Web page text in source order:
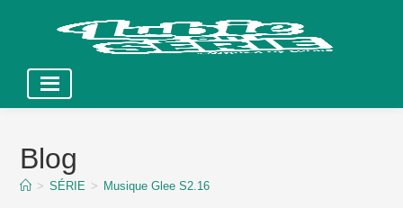
contentBlog
> SÉRIE > Musique Glee S2.16